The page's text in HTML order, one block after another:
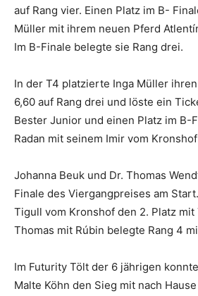
auf Rang vier. Einen Platz im B-
Müller mit ihrem neuen Pferd
Im B-Finale belegte sie Rang drei.
In der T4 platzierte Inga Müller
6,60 auf Rang drei und löste ein
Bester Junior und einen Platz im B-
Radan mit seinem Imir vom
Johanna Beuk und Dr. Thomas
Finale des Viergangpreises am
Tigull vom Kronshof den 2. Platz mit
Thomas mit Rúbin belegte Rang 4
Im Futurity Tölt der 6 jährigen
Malte Köhn den Sieg mit nach